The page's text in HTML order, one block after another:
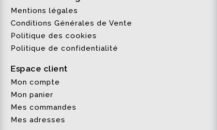
Mentions légales
Conditions Générales de Vente
Politique des cookies
Politique de confidentialité
Espace client
Mon compte
Mon panier
Mes commandes
Mes adresses